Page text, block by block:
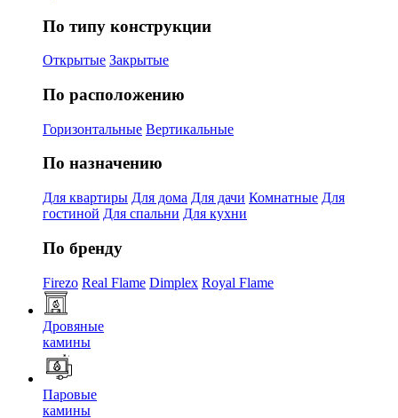
По типу конструкции
Открытые Закрытые
По расположению
Горизонтальные Вертикальные
По назначению
Для квартиры Для дома Для дачи Комнатные Для
гостиной Для спальни Для кухни
По бренду
Firezo Real Flame Dimplex Royal Flame
Дровяные
камины
Паровые
камины